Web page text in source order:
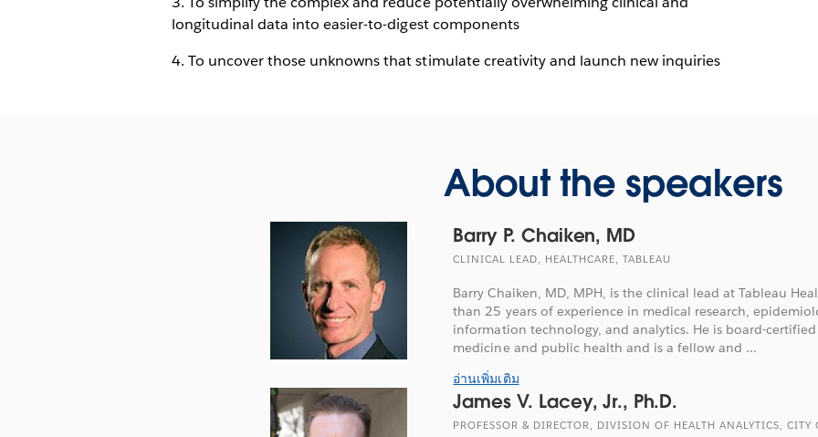
longitudinal data into easier-to-digest components
4. To uncover those unknowns that stimulate creativity and launch new inquiries
About the speakers
Barry P. Chaiken, MD
CLINICAL LEAD, HEALTHCARE, TABLEAU
Barry Chaiken, MD, MPH, is the clinical lead at Tableau
than 25 years of experience in medical research,
information technology, and analytics. He is board-
medicine and public health and is a fellow and ...
อ่านเพิ่มเติม
James V. Lacey, Jr., Ph.D.
PROFESSOR & DIRECTOR, DIVISION OF HEALTH ANALYTICS, CITY